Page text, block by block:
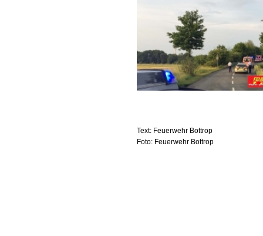
Text: Feuerwehr Bottrop
Foto: Feuerwehr Bottrop